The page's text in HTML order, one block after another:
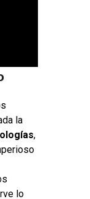
la
,
lo